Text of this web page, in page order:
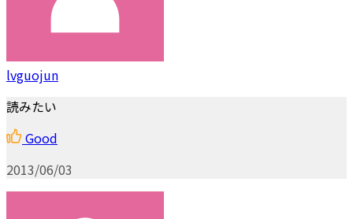
lvguojun
読みたい
Good
2013/06/03